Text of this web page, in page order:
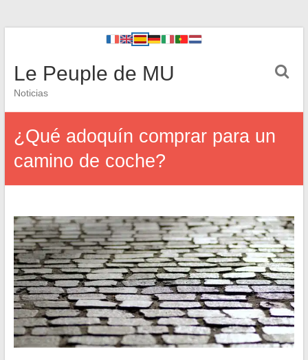
Le Peuple de MU
Noticias
¿Qué adoquín comprar para un
camino de coche?